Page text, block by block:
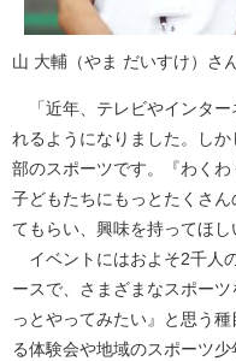
山 大輔（やま だいすけ）さ
「近年、テレビやインター
れるようになりました。し
部のスポーツです。『わくわ
子どもたちにもっとたくさ
てもらい、興味を持ってほし
イベントにはおよそ2千人
ースで、さまざまなスポー
っとやってみたい』と思う
る体験会や地域のスポーツ